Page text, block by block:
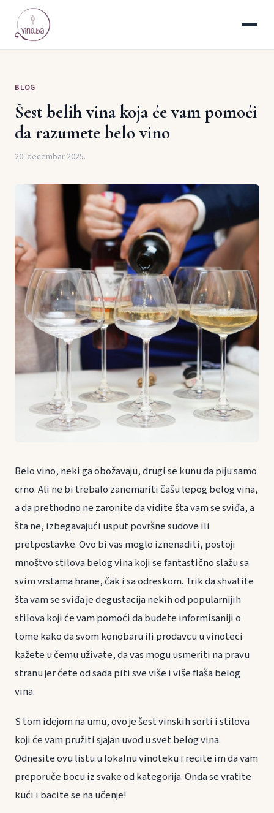
BLOG
Šest belih vina koja će vam pomoći
da razumete belo vino
20. decembar 2025.
Belo vino, neki ga obožavaju, drugi se kunu da piju samo
crno. Ali ne bi trebalo zanemariti čašu lepog belog vina,
a da prethodno ne zaronite da vidite šta vam se sviđa, a
šta ne, izbegavajući usput površne sudove ili
pretpostavke. Ovo bi vas moglo iznenaditi, postoji
mnoštvo stilova belog vina koji se fantastično slažu sa
svim vrstama hrane, čak i sa odreskom. Trik da shvatite
šta vam se sviđa je degustacija nekih od popularnijih
stilova koji će vam pomoći da budete informisaniji o
tome kako da svom konobaru ili prodavcu u vinoteci
kažete u čemu uživate, da vas mogu usmeriti na pravu
stranu jer ćete od sada piti sve više i više flaša belog
vina.
S tom idejom na umu, ovo je šest vinskih sorti i stilova
koji će vam pružiti sjajan uvod u svet belog vina.
Odnesite ovu listu u lokalnu vinoteku i recite im da vam
preporuče bocu iz svake od kategorija. Onda se vratite
kući i bacite se na učenje!